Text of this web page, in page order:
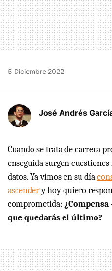
5 Diciembre 2022
José Andrés
Cuando se trata de carrera
enseguida surgen
datos. Ya vimos en su día
ascendery hoy quiero
comprometida:
que quedarás el último?